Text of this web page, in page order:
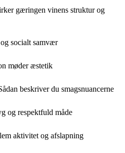
gæringen vinens struktur og
socialt samvær
møder æstetik
beskriver du smagsnuancerne
og respektfuld måde
aktivitet og afslapning